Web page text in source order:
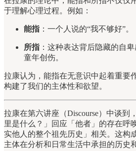
于理解心理过程。例如：
能指 ：一个人说的“我不够好”。
所指 ：这种表达背后隐藏的自
童年创伤。
拉康认为，能指在无意识中起着重要
构建了我们的主体性和欲望。
拉康在第六讲座（Discourse）中谈到
里是什么？」回应「他者」的存在呼
实他人的整个祖先历史」相关。这构
主体在分析和日常生活中承担的历史